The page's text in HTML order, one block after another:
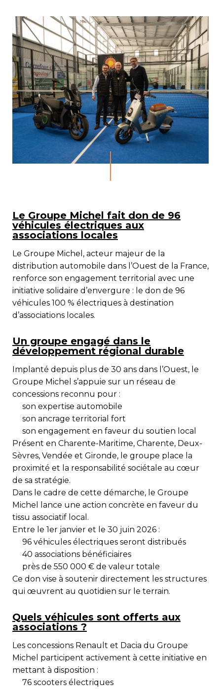
Le Groupe Michel fait don de 96
véhicules électriques aux
associations locales
Le Groupe Michel , acteur majeur de la
distribution automobile dans l’Ouest de la France,
renforce son engagement territorial avec une
initiative solidaire d’envergure : le don de 96
véhicules 100 % électriques à destination
d’associations locales.
Un groupe engagé dans le
développement régional durable
Implanté depuis plus de 30 ans dans l’Ouest, le
Groupe Michel s’appuie sur un réseau de
concessions reconnu pour :
son expertise automobile
son ancrage territorial fort
son engagement en faveur du soutien local
Présent en Charente-Maritime, Charente, Deux-
Sèvres, Vendée et Gironde, le groupe place la
proximité et la responsabilité sociétale au cœur
de sa stratégie.
Dans le cadre de cette démarche, le Groupe
Michel lance une action concrète en faveur du
tissu associatif local.
Entre le 1er janvier et le 30 juin 2026 :
96 véhicules électriques seront distribués
40 associations bénéficiaires
près de 550 000 € de valeur totale
Ce don vise à soutenir directement les structures
qui œuvrent au quotidien sur le terrain.
Quels véhicules sont offerts aux
associations ?
Les concessions Renault et Dacia du Groupe
Michel participent activement à cette initiative en
mettant à disposition :
76 scooters électriques